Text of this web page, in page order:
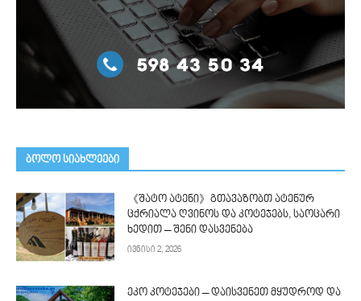
ᲑᲝᲚᲝ ᲡᲘᲐᲮᲚᲔᲔᲑᲘ
《შატო ატენი》გთავაზობთ ატენურ
ცქრიალა ღვინოს და კოტეჯებს, საოცარი
ხედით – შენი დასვენება
ივნისი 2, 2026
ეკო კოტეჯები – დაისვენეთ მყუდროდ და